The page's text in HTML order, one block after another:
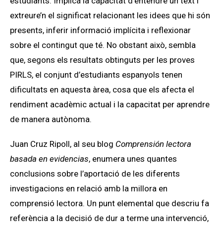
extreure’n el significat relacionant les idees que hi són
presents, inferir informació implícita i reflexionar
sobre el contingut que té. No obstant això, sembla
que, segons els resultats obtinguts per les proves
PIRLS, el conjunt d’estudiants espanyols tenen
dificultats en aquesta àrea, cosa que els afecta el
rendiment acadèmic actual i la capacitat per aprendre
de manera autònoma.
Juan Cruz Ripoll, al seu blog Comprensión lectora
basada en evidencias, enumera unes quantes
conclusions sobre l’aportació de les diferents
investigacions en relació amb la millora en
comprensió lectora. Un punt elemental que descriu fa
referència a la decisió de dur a terme una intervenció,